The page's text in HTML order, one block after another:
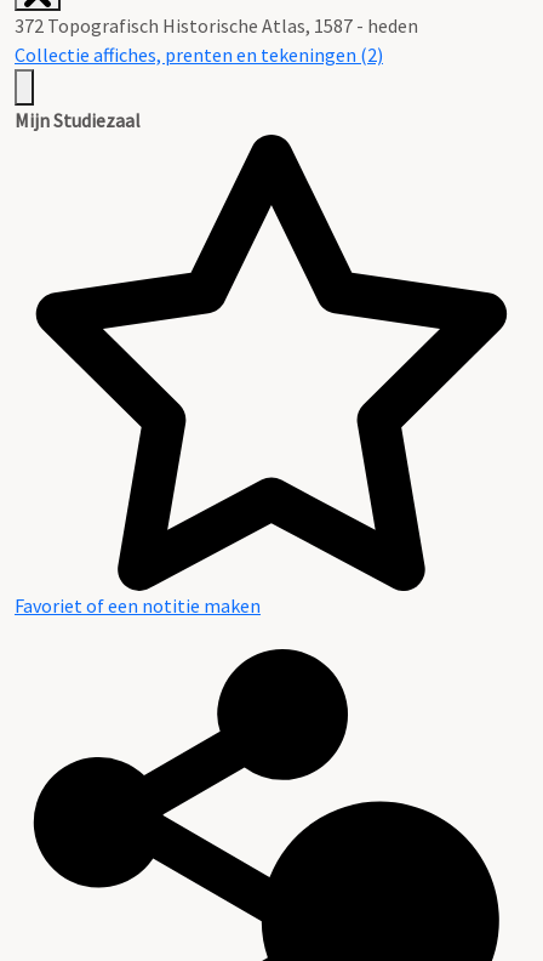
372 Topografisch Historische Atlas, 1587 - heden
Collectie affiches, prenten en tekeningen (2)
Mijn Studiezaal
Favoriet of een notitie maken